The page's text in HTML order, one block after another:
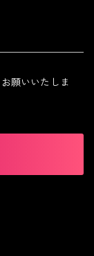
願いいたしま